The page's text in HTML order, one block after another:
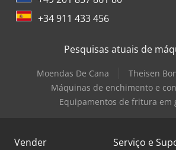
+34 911 433 456
Pesquisas atuais de
Moendas De Cana
Theisen
Máquinas de enchimento e
Equipamentos de fritura em
Vender Serviço e